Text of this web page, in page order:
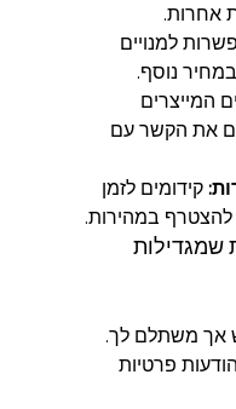
אחרות.
למנויים
נוסף.
המייצרים
את הקשר עם
קידומים לזמן
להצטרף במהירות.
שמגדילות
אך משתלם לך.
פרטיות